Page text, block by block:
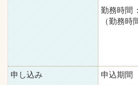
勤務時間
（勤務時
申し込み
申込期